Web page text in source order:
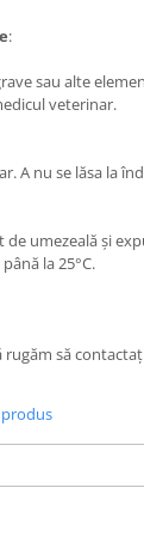
:
sau alte
veterinar.
A nu se lăsa la
de umezeală și
la 25°C.
rugăm să